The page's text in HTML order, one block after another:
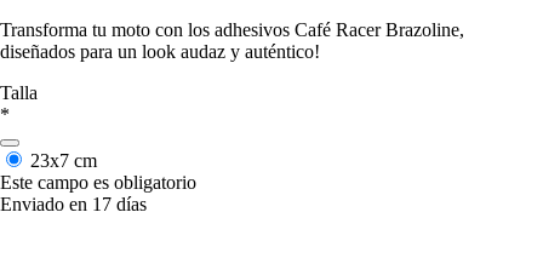
Transforma tu moto con los adhesivos Café Racer Brazoline,
diseñados para un look audaz y auténtico!
Talla
*
23x7 cm
Este campo es obligatorio
Enviado en 17 días